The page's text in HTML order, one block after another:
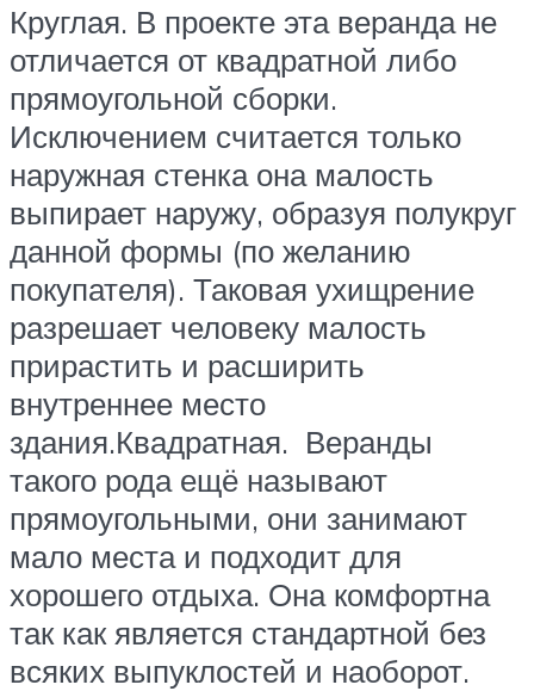
Круглая. В проекте эта веранда не
отличается от квадратной либо
прямоугольной сборки.
Исключением считается только
наружная стенка она малость
выпирает наружу, образуя полукруг
данной формы (по желанию
покупателя). Таковая ухищрение
разрешает человеку малость
прирастить и расширить
внутреннее место
здания.Квадратная. Веранды
такого рода ещё называют
прямоугольными, они занимают
мало места и подходит для
хорошего отдыха. Она комфортна
так как является стандартной без
всяких выпуклостей и наоборот.